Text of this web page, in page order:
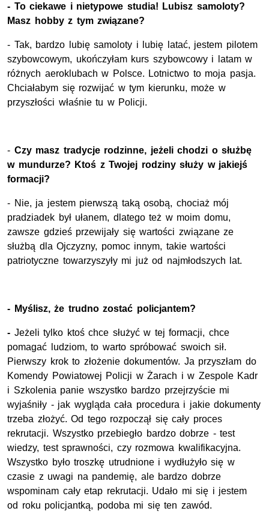
- To ciekawe i nietypowe studia! Lubisz samoloty?
Masz hobby z tym związane?
- Tak, bardzo lubię samoloty i lubię latać, jestem pilotem
szybowcowym, ukończyłam kurs szybowcowy i latam w
różnych aeroklubach w Polsce. Lotnictwo to moja pasja.
Chciałabym się rozwijać w tym kierunku, może w
przyszłości właśnie tu w Policji.
- Czy masz tradycje rodzinne, jeżeli chodzi o służbę
w mundurze? Ktoś z Twojej rodziny służy w jakiejś
formacji?
- Nie, ja jestem pierwszą taką osobą, chociaż mój
pradziadek był ułanem, dlatego też w moim domu,
zawsze gdzieś przewijały się wartości związane ze
służbą dla Ojczyzny, pomoc innym, takie wartości
patriotyczne towarzyszyły mi już od najmłodszych lat.
- Myślisz, że trudno zostać policjantem?
- Jeżeli tylko ktoś chce służyć w tej formacji, chce
pomagać ludziom, to warto spróbować swoich sił.
Pierwszy krok to złożenie dokumentów. Ja przyszłam do
Komendy Powiatowej Policji w Żarach i w Zespole Kadr
i Szkolenia panie wszystko bardzo przejrzyście mi
wyjaśniły - jak wygląda cała procedura i jakie dokumenty
trzeba złożyć. Od tego rozpoczął się cały proces
rekrutacji. Wszystko przebiegło bardzo dobrze - test
wiedzy, test sprawności, czy rozmowa kwalifikacyjna.
Wszystko było troszkę utrudnione i wydłużyło się w
czasie z uwagi na pandemię, ale bardzo dobrze
wspominam cały etap rekrutacji. Udało mi się i jestem
od roku policjantką, podoba mi się ten zawód.